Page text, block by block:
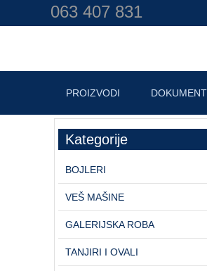
063 407 831
PROIZVODI
Kategorije
BOJLERI
VEŠ MAŠINE
GALERIJSKA ROBA
TANJIRI I OVALI